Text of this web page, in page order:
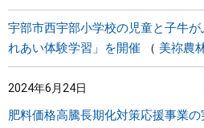
宇部市西宇部小学校の児童と子牛
れあい体験学習」を開催
美祢農
2024年6月24日
肥料価格高騰長期化対策応援事業の